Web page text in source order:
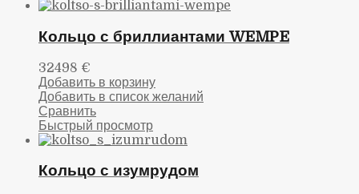
Кольцо с бриллиантами WEMPE
32498 €
Добавить в корзину
Добавить в список желаний
Сравнить
Быстрый просмотр
Кольцо с изумрудом